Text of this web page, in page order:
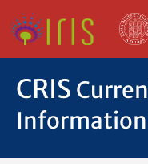
CRIS
Information